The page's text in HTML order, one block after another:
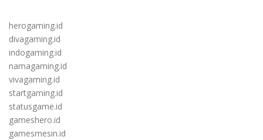
herogaming.id
divagaming.id
indogaming.id
namagaming.id
vivagaming.id
startgaming.id
statusgame.id
gameshero.id
gamesmesin.id